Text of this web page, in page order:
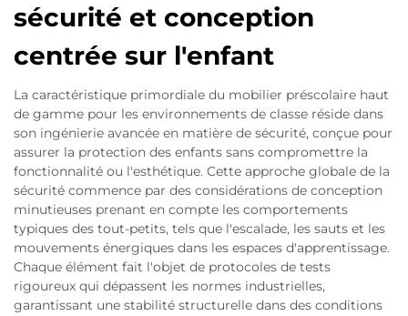
sécurité et conception
centrée sur l'enfant
La caractéristique primordiale du mobilier préscolaire haut
de gamme pour les environnements de classe réside dans
son ingénierie avancée en matière de sécurité, conçue pour
assurer la protection des enfants sans compromettre la
fonctionnalité ou l'esthétique. Cette approche globale de la
sécurité commence par des considérations de conception
minutieuses prenant en compte les comportements
typiques des tout-petits, tels que l'escalade, les sauts et les
mouvements énergiques dans les espaces d'apprentissage.
Chaque élément fait l'objet de protocoles de tests
rigoureux qui dépassent les normes industrielles,
garantissant une stabilité structurelle dans des conditions